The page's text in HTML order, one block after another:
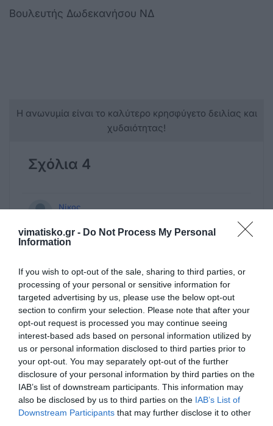
vimatisko.gr - Do Not Process My Personal
Information
If you wish to opt-out of the sale, sharing to third parties, or
processing of your personal or sensitive information for
targeted advertising by us, please use the below opt-out
section to confirm your selection. Please note that after your
opt-out request is processed you may continue seeing
interest-based ads based on personal information utilized by
us or personal information disclosed to third parties prior to
your opt-out. You may separately opt-out of the further
disclosure of your personal information by third parties on the
IAB’s list of downstream participants. This information may
also be disclosed by us to third parties on the IAB’s List of
Downstream Participants that may further disclose it to other
Βουλευτής Δωδεκανήσου ΝΔ
Η ανωνυμία είναι το καλύτερο κρησφύγετο δειλίας και
χυδαιότητας!
Σχόλια 4
Νίκος
Έλεος...
να ανοίξεις το δικό σου δρόμο για
επανακλογη μέσω Ρόδου μόνο γιατί στα
υπόλοιπα Νησιά είσαι ΑΝΕΠΙΘΎΜΗΤΟΣ!!!!
Δεν Ξεχνω
15/06 - 04:18
Μας δουλευεις
Και το 2022 στην αιθουσα του Δημοτικού
συμβουλίου τι μας έλεγε ο Κούλης ρε
Γιάννη;;;;; Για άλλο νοσοκομείο μιλούσε;;